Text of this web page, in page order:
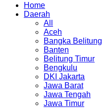
Home
Daerah
All
Aceh
Bangka Belitung
Banten
Belitung Timur
Bengkulu
DKI Jakarta
Jawa Barat
Jawa Tengah
Jawa Timur